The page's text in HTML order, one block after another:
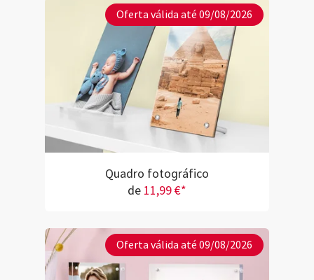
Oferta válida até 09/08/2026
Quadro fotográfico
de 11,99 €*
Oferta válida até 09/08/2026